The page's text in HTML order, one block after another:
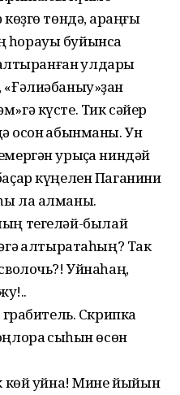
төндә, ҡараңғы
буйынса
ҡулдары
күсте. Тик сәйер
ҡабынманы. Ун
урыҫҡа нин­дәй
күңелен Паганини
ла алманы.
тегеләй-былай
ҡалты­ратаһың? Так
Уйнаһаң,
Скрипка
сыҡһын өсөн
көй уйна! Мине йыйын